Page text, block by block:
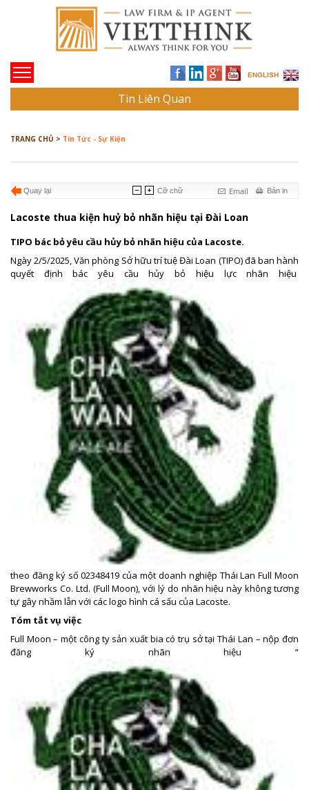
ENGLISH
Tin Liên Quan
TRANG CHỦ > Tin Tức - Sự Kiện
Quay lại Bản in
Email
Cỡ chữ
Lacoste thua kiện huỷ bỏ nhãn hiệu tại Đài Loan
TIPO bác bỏ yêu cầu hủy bỏ nhãn hiệu của Lacoste.
Ngày 2/5/2025, Văn phòng Sở hữu trí tuệ Đài Loan (TIPO) đã ban hành
quyết định bác yêu cầu hủy bỏ hiệu lực nhãn hiệu
theo đăng ký số 02348419 của một doanh nghiệp Thái Lan Full Moon
Brewworks Co. Ltd. (Full Moon), với lý do nhãn hiệu này không tương
tự gây nhầm lẫn với các logo hình cá sấu của Lacoste.
Tóm tắt vụ việc
Full Moon – một công ty sản xuất bia có trụ sở tại Thái Lan – nộp đơn
đăng ký nhãn hiệu “